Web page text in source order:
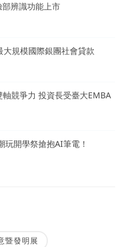
辨識功能上市
規模國際銀團社會貸款
競爭力 投資長受臺大EMBA
玩開學祭搶抱AI筆電！
暨發明展